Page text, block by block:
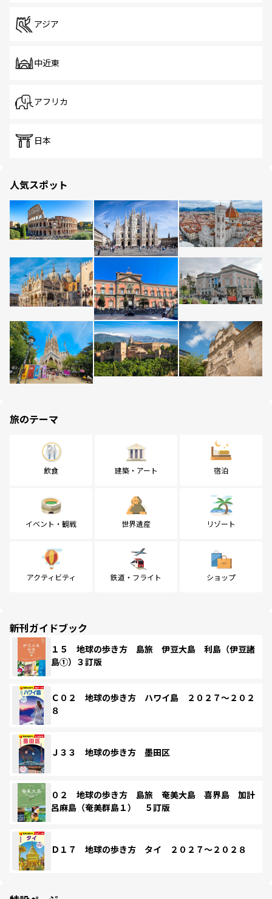
アジア
中近東
アフリカ
日本
人気スポット
旅のテーマ
飲食 建築・アート 宿泊
イベント・観戦 世界遺産 リゾート
アクティビティ 鉄道・フライト ショップ
新刊ガイドブック
１５ 地球の歩き方 島旅 伊豆大島 利島（伊豆諸
島①）３訂版
Ｃ０２ 地球の歩き方 ハワイ島 ２０２７～２０２
８
Ｊ３３ 地球の歩き方 墨田区
０２ 地球の歩き方 島旅 奄美大島 喜界島 加計
呂麻島（奄美群島１） ５訂版
Ｄ１７ 地球の歩き方 タイ ２０２７～２０２８